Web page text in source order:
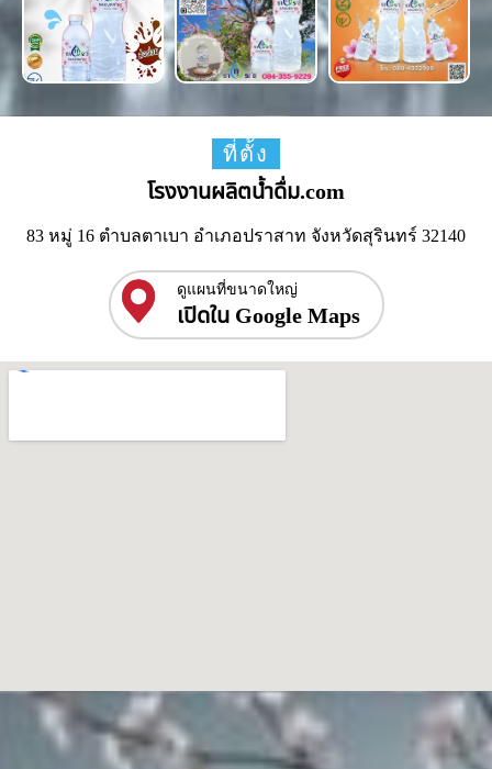
ที่ตั้ง
โรงงานผลิตน้ำดื่ม.com
83 หมู่ 16 ตำบลตาเบา อำเภอปราสาท จังหวัดสุรินทร์ 32140
ดูแผนที่ขนาดใหญ่
เปิดใน Google Maps